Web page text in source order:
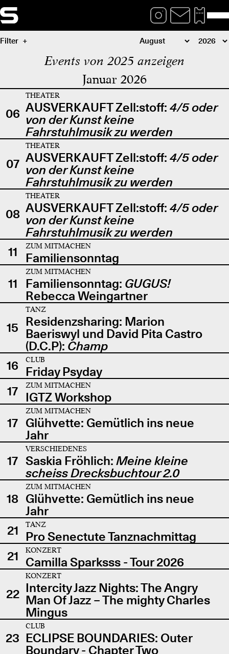
Filter
Events von 2025 anzeigen
Januar 2026
06
THEATER
AUSVERKAUFT Zell:stoff: 4/5 oder
von der Kunst keine
Fahrstuhlmusik zu werden
07
THEATER
AUSVERKAUFT Zell:stoff: 4/5 oder
von der Kunst keine
Fahrstuhlmusik zu werden
08
THEATER
AUSVERKAUFT Zell:stoff: 4/5 oder
von der Kunst keine
Fahrstuhlmusik zu werden
11
ZUM MITMACHEN
Familiensonntag
11
ZUM MITMACHEN
Familiensonntag: GUGUS!
Rebecca Weingartner
15
TANZ
Residenzsharing: Marion
Baeriswyl und David Pita Castro
(D.C.P): Champ
16
CLUB
Friday Psyday
17
ZUM MITMACHEN
IGTZ Workshop
17
ZUM MITMACHEN
Glühvette: Gemütlich ins neue
Jahr
17
VERSCHIEDENES
Saskia Fröhlich: Meine kleine
scheiss Drecksbuchtour 2.0
18
ZUM MITMACHEN
Glühvette: Gemütlich ins neue
Jahr
21
TANZ
Pro Senectute Tanznachmittag
21
KONZERT
Camilla Sparksss - Tour 2026
22
KONZERT
Intercity Jazz Nights: The Angry
Man Of Jazz – The mighty Charles
Mingus
23
CLUB
ECLIPSE BOUNDARIES: Outer
Boundary - Chapter Two